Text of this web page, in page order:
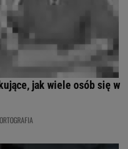
jak wiele osób się w
ORTOGRAFIA